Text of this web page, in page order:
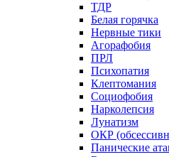
ТДР
Белая горячка
Нервные тики
Агорафобия
ПРЛ
Психопатия
Клептомания
Социофобия
Нарколепсия
Лунатизм
ОКР
Панические